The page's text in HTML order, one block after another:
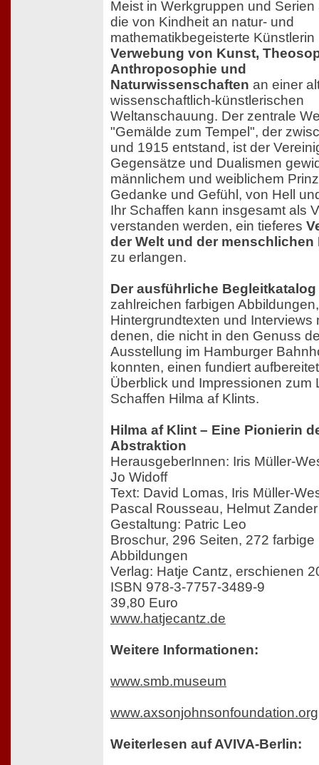
Meist in Werkgruppen und Serien
die von Kindheit an natur- und
mathematikbegeisterte Künstlerin
Verwebung von Kunst,
Anthroposophie und
Naturwissenschaften an einer
wissenschaftlich-künstlerischen
Weltanschauung. Der zentrale
"Gemälde zum Tempel", der
und 1915 entstand, ist der
Gegensätze und Dualismen
männlichem und weiblichem
Gedanke und Gefühl, von Hell
Ihr Schaffen kann insgesamt als
verstanden werden, ein tieferes
der Welt und der menschlichen
zu erlangen.
Der ausführliche Begleitkatalog
zahlreichen farbigen Abbildungen,
Hintergrundtexten und Interviews
denen, die nicht in den Genuss
Ausstellung im Hamburger
konnten, einen fundiert
Überblick und Impressionen zum
Schaffen Hilma af Klints.
Hilma af Klint – Eine Pionierin
Abstraktion
HerausgeberInnen: Iris Müller-
Jo Widoff
Text: David Lomas, Iris Müller-
Pascal Rousseau, Helmut Zander
Gestaltung: Patric Leo
Broschur, 296 Seiten, 272 farbige
Abbildungen
Verlag: Hatje Cantz, erschienen
ISBN 978-3-7757-3489-9
39,80 Euro
www.hatjecantz.de
Weitere Informationen:
www.smb.museum
www.axsonjohnsonfoundation.org
Weiterlesen auf AVIVA-Berlin: